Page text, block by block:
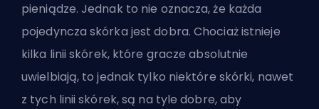
pieniądze. Jednak to nie oznacza, że każda
pojedyncza skórka jest dobra. Chociaż istnieje
kilka linii skórek, które gracze absolutnie
uwielbiają, to jednak tylko niektóre skórki, nawet
z tych linii skórek, są na tyle dobre, aby